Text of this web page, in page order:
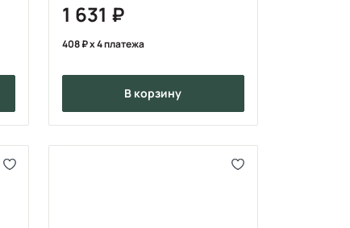
1 631
408 x 4 платежа
в корзину